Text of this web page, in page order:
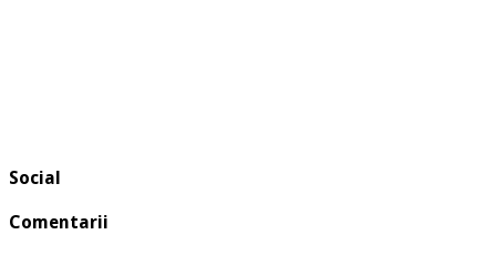
Social
Comentarii